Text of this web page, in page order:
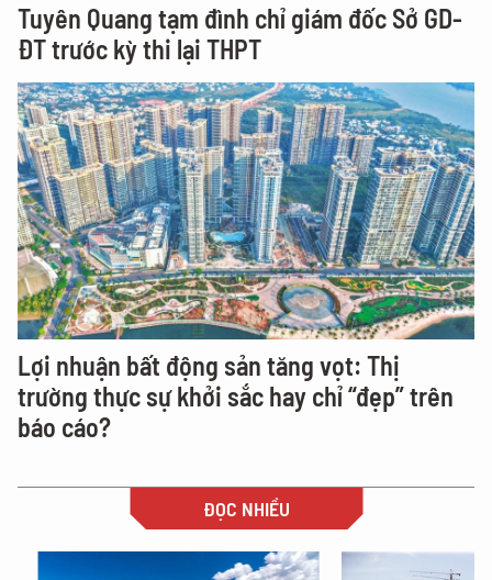
Tuyên Quang tạm đình chỉ giám đốc Sở GD-
ĐT trước kỳ thi lại THPT
Lợi nhuận bất động sản tăng vọt: Thị
trường thực sự khởi sắc hay chỉ “đẹp” trên
báo cáo?
ĐỌC NHIỀU